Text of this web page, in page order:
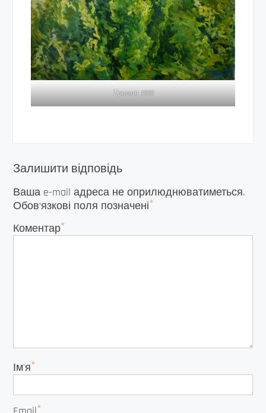
Тополя 1999
Залишити відповідь
Ваша e-mail адреса не оприлюднюватиметься.
Обов’язкові поля позначені*
Коментар*
Ім'я*
*